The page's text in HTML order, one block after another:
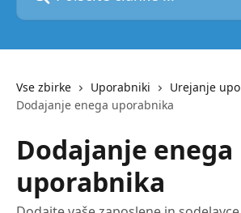
Vse zbirke Uporabniki
Urejanje
Dodajanje enega uporabnika
Dodajanje enega
uporabnika